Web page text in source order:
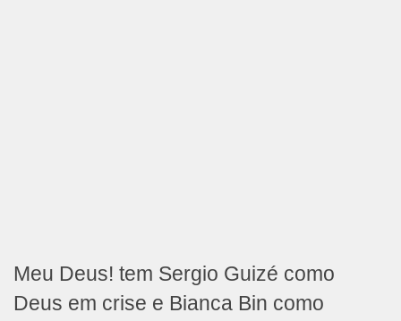
Meu Deus! tem Sergio Guizé como
Deus em crise e Bianca Bin como